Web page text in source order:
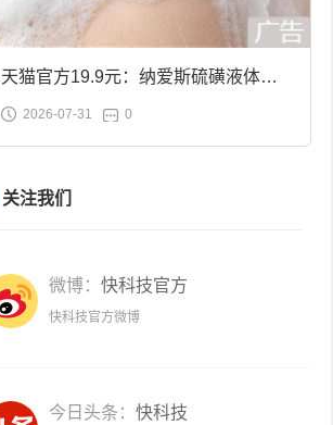
天猫官方19.9元：纳爱斯硫磺液体香
皂2斤大促
2026-07-31 0
关注我们
微博： 快科技官方
快科技官方微博
今日头条： 快科技